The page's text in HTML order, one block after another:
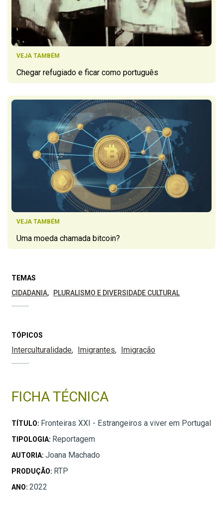
VEJA TAMBÉM
Chegar refugiado e ficar como português
VEJA TAMBÉM
Uma moeda chamada bitcoin?
TEMAS
CIDADANIA
PLURALISMO E DIVERSIDADE CULTURAL
TÓPICOS
Interculturalidade Imigrantes Imigração
FICHA TÉCNICA
TÍTULO: Fronteiras XXI - Estrangeiros a viver em Portugal
TIPOLOGIA: Reportagem
AUTORIA: Joana Machado
PRODUÇÃO: RTP
ANO: 2022